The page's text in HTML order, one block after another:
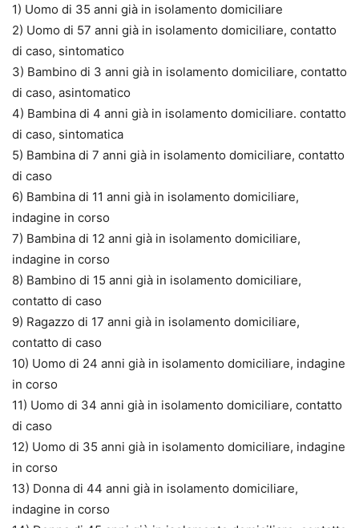
1) Uomo di 35 anni già in isolamento domiciliare
2) Uomo di 57 anni già in isolamento domiciliare, contatto
di caso, sintomatico
3) Bambino di 3 anni già in isolamento domiciliare, contatto
di caso, asintomatico
4) Bambina di 4 anni già in isolamento domiciliare. contatto
di caso, sintomatica
5) Bambina di 7 anni già in isolamento domiciliare, contatto
di caso
6) Bambina di 11 anni già in isolamento domiciliare,
indagine in corso
7) Bambina di 12 anni già in isolamento domiciliare,
indagine in corso
8) Bambino di 15 anni già in isolamento domiciliare,
contatto di caso
9) Ragazzo di 17 anni già in isolamento domiciliare,
contatto di caso
10) Uomo di 24 anni già in isolamento domiciliare, indagine
in corso
11) Uomo di 34 anni già in isolamento domiciliare, contatto
di caso
12) Uomo di 35 anni già in isolamento domiciliare, indagine
in corso
13) Donna di 44 anni già in isolamento domiciliare,
indagine in corso